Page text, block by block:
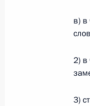
О
в) в
2) в
3)